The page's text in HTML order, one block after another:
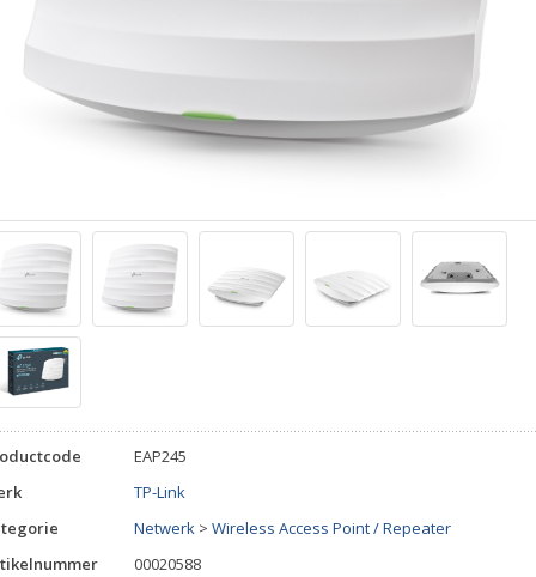
EAP245
TP-Link
Netwerk > Wireless Access Point / Repeater
00020588